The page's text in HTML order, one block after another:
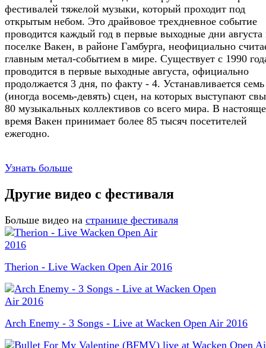
фестивалей тяжелой музыки, который проходит под
открытым небом. Это драйвовое трехдневное событие
проводится каждый год в первые выходные дни августа
поселке Вакен, в районе Гамбурга, неофициально
главным метал-событием в мире. Существует с 1990
проводится в первые выходные августа, официально
продолжается 3 дня, по факту - 4. Устанавливается семь
(иногда восемь-девять) сцен, на которых выступают
80 музыкальных коллективов со всего мира. В
время Вакен принимает более 85 тысяч посетителей
ежегодно.
Узнать больше
Другие видео с фестиваля
Больше видео на странице фестиваля
Therion - Live Wacken Open Air 2016
Arch Enemy - 3 Songs - Live at Wacken Open Air 2016